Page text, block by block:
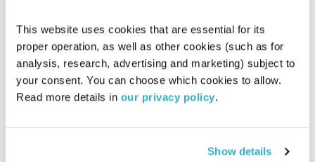
This website uses cookies that are essential for its
proper operation, as well as other cookies (such as for
analysis, research, advertising and marketing) subject to
your consent. You can choose which cookies to allow.
Read more details in our privacy policy.
Show details
תכניות וקטעים נבחרים
שדרנים מתחלפים
13.02.25
00:57:57
תכנית מיוחדת לרגל יום הרדיו הבינ"ל – אליוט יחד עם עופרי דר
מאורה מודיעים רמת גן ועידו מבן גוריון פתח תקווה
אודיו